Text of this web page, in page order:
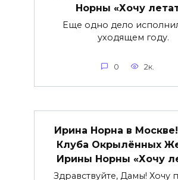
Норны «Хочу
Еще одно дело
уходящем году.
0 2к.
Ирина Норна в Москве!
Клуба Окрылённых
Ирины Норны «Хочу
Здравствуйте, Дамы! Хочу